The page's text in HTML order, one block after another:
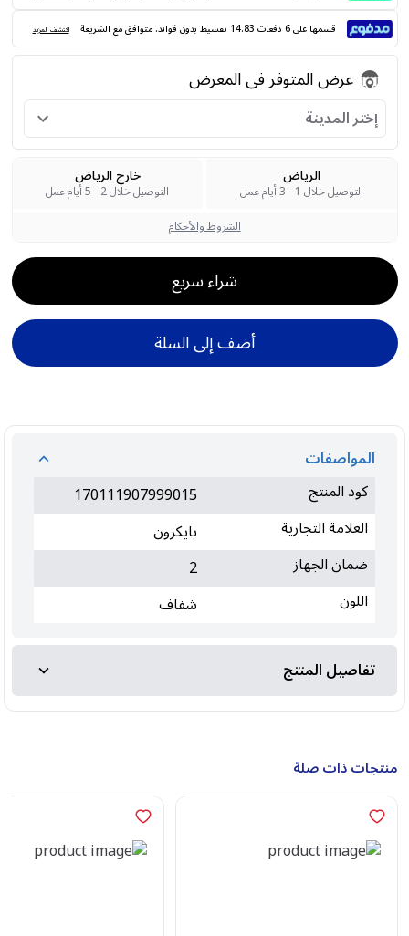
قسمها على 6 دفعات 14.83 تقسيط بدون فوائد. متوافق مع الشريعة اكتشف المزيد
عرض المتوفر فى المعرض
إختر المدينة
الرياض
التوصيل خلال 1 - 3 أيام عمل
خارج الرياض
التوصيل خلال 2 - 5 أيام عمل
الشروط والأحكام
شراء سريع
أضف إلى السلة
المواصفات
كود المنتج
170111907999015
العلامة التجارية
بايكرون
ضمان الجهاز
2
اللون
شفاف
تفاصيل المنتج
منتجات ذات صلة